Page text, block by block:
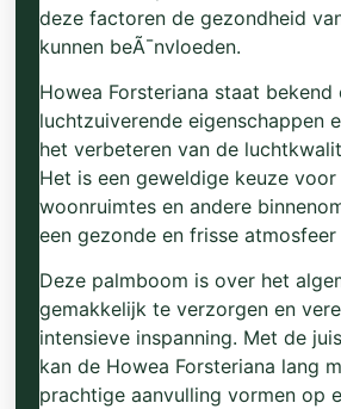
deze factoren de gezondheid
kunnen beÃ¯nvloeden.
Howea Forsteriana staat bekend
luchtzuiverende eigenschappen
het verbeteren van de
Het is een geweldige keuze voor
woonruimtes en andere
een gezonde en frisse
Deze palmboom is over het
gemakkelijk te verzorgen en
intensieve inspanning. Met de
kan de Howea Forsteriana lang
prachtige aanvulling vormen op